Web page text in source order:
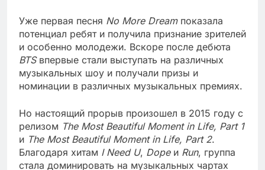
Уже первая песня No More Dreamпоказала
потенциал ребят и получила признание зрителей
и особенно молодежи. Вскоре после дебюта
BTSвпервые стали выступать на различных
музыкальных шоу и получали призы и
номинации в различных музыкальных премиях.
Но настоящий прорыв произошел в 2015 году с
релизом The Most Beautiful Moment in Life, Part 1
и The Most Beautiful Moment in Life, Part 2.
Благодаря хитам I Need U, Dopeи Run, группа
стала доминировать на музыкальных чартах